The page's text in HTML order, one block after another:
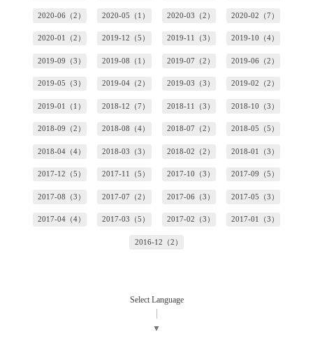
2020-06（2） 2020-05（1） 2020-03（2） 2020-02（7）
2020-01（2） 2019-12（5） 2019-11（3） 2019-10（4）
2019-09（3） 2019-08（1） 2019-07（2） 2019-06（2）
2019-05（3） 2019-04（2） 2019-03（3） 2019-02（2）
2019-01（1） 2018-12（7） 2018-11（3） 2018-10（3）
2018-09（2） 2018-08（4） 2018-07（2） 2018-05（5）
2018-04（4） 2018-03（3） 2018-02（2） 2018-01（3）
2017-12（5） 2017-11（5） 2017-10（3） 2017-09（5）
2017-08（3） 2017-07（2） 2017-06（3） 2017-05（3）
2017-04（4） 2017-03（5） 2017-02（3） 2017-01（3）
2016-12（2）
Select Language
▼